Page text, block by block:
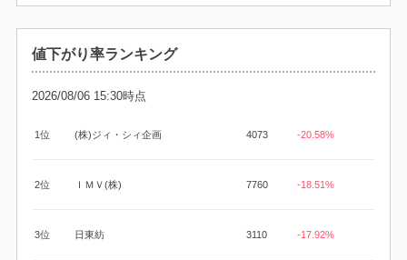
値下がり率ランキング
2026/08/06 15:30時点
1位 (株)ジィ・シィ企画 4073 -20.58%
2位 ＩＭＶ(株) 7760 -18.51%
3位 日東紡 3110 -17.92%